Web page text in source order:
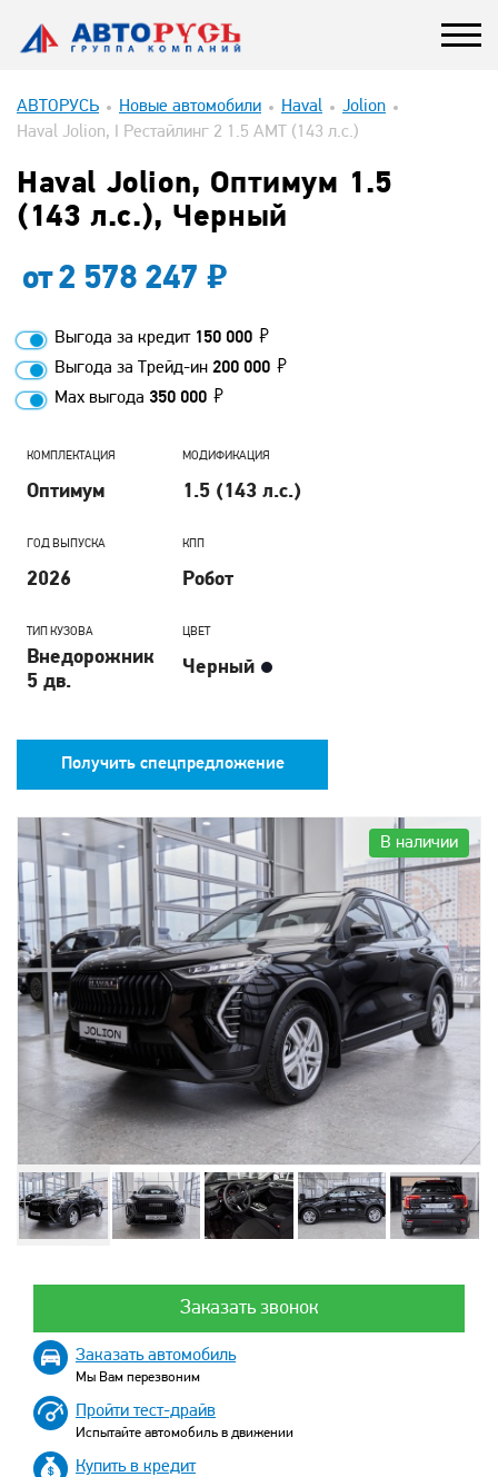
АВТОРУСЬ Новые автомобили Haval
Jolion
Haval Jolion, I Рестайлинг 2 1.5 AMT (143 л.с.)
Haval Jolion, Оптимум 1.5
(143 л.с.), Черный
от2 578 247
Выгода за кредит 150 000
Выгода за Трейд-ин 200 000
Max выгода 350 000
КОМПЛЕКТАЦИЯ
Оптимум
МОДИФИКАЦИЯ
1.5 (143 л.с.)
ГОД ВЫПУСКА
2026
КПП
Робот
ТИП КУЗОВА
Внедорожник
5 дв.
ЦВЕТ
Черный
Получить спецпредложение
В наличии
Заказать звонок
Заказать автомобиль
Мы Вам перезвоним
Пройти тест-драйв
Испытайте автомобиль в движении
Купить в кредит